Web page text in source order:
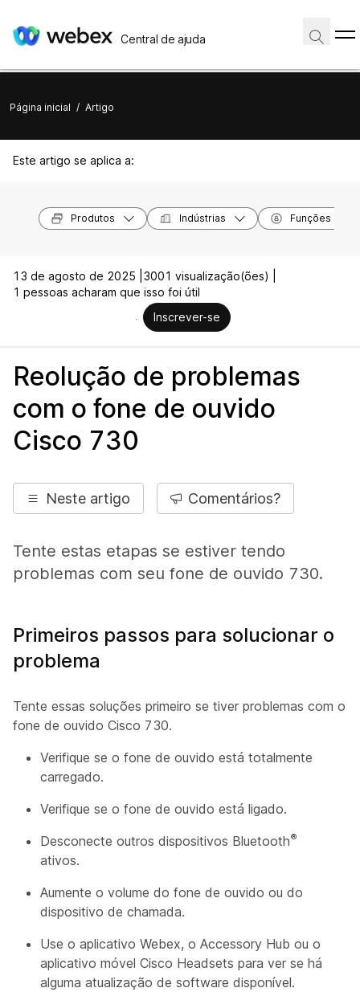
Central de ajuda
Página inicial / Artigo
Este artigo se aplica a:
Produtos Indústrias Funções
13 de agosto de 2025 | 3001 visualização(ões) |
1 pessoas acharam que isso foi útil
Inscrever-se
Reolução de problemas
com o fone de ouvido
Cisco 730
Neste artigo Comentários?
Tente estas etapas se estiver tendo
problemas com seu fone de ouvido 730.
Primeiros passos para solucionar o
problema
Tente essas soluções primeiro se tiver problemas com o
fone de ouvido Cisco 730.
Verifique se o fone de ouvido está totalmente
carregado.
Verifique se o fone de ouvido está ligado.
Desconecte outros dispositivos Bluetooth®
ativos.
Aumente o volume do fone de ouvido ou do
dispositivo de chamada.
Use o aplicativo Webex, o Accessory Hub ou o
aplicativo móvel Cisco Headsets para ver se há
alguma atualização de software disponível.